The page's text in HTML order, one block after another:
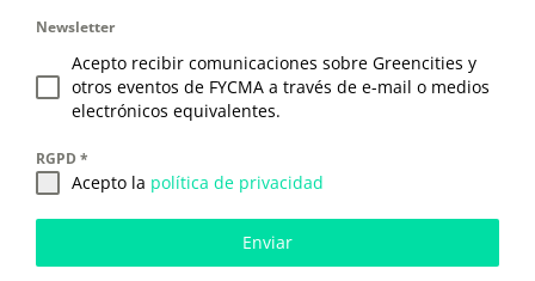
Newsletter
Acepto recibir comunicaciones sobre Greencities y
otros eventos de FYCMA a través de e-mail o medios
electrónicos equivalentes.
RGPD *
Acepto la política de privacidad
Enviar